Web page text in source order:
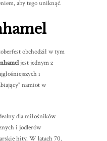
aby tego uniknąć.
obchodził w tym
jest jednym z
i
namiot w
dla miłośników
i jodlerów
hity. W latach 70.